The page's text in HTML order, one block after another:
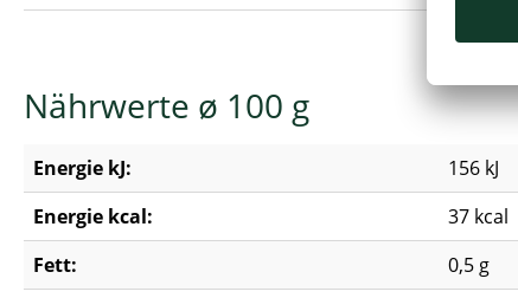
Nährwerte ø 100 g
Energie kJ:
156 kJ
Energie kcal:
37 kcal
Fett:
0,5 g